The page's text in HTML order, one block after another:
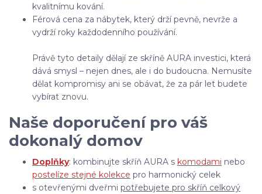
kvalitnímu kování.
Férová cena za nábytek, který drží pevně, nevrže a
vydrží roky každodenního používání.
Právě tyto detaily dělají ze skříně AURA investici, která
dává smysl – nejen dnes, ale i do budoucna. Nemusíte
dělat kompromisy ani se obávat, že za pár let budete
vybírat znovu.
Naše doporučení pro váš
dokonalý domov
Doplňky: kombinujte skříň AURA s komodami nebo
postelíze stejné kolekce pro harmonický celek
s otevřenými dveřmi potřebujete pro skříň celkový